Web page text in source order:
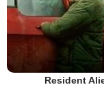
Resident